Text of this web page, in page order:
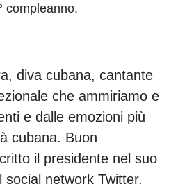
compleanno.
diva cubana, cantante
che ammiriamo e
e dalle emozioni più
cubana. Buon
il presidente nel suo
network Twitter.